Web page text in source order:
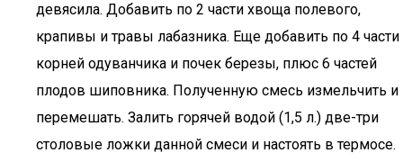
девясила. Добавить по 2 части хвоща полевого,
крапивы и травы лабазника. Еще добавить по 4 части
корней одуванчика и почек березы, плюс 6 частей
плодов шиповника. Полученную смесь измельчить и
перемешать. Залить горячей водой (1,5 л.) две-три
столовые ложки данной смеси и настоять в термосе.